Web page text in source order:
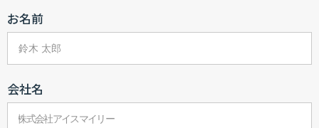
お名前
会社名